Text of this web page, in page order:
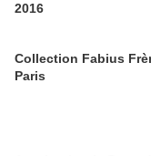
2016
Collection Fabius
Paris